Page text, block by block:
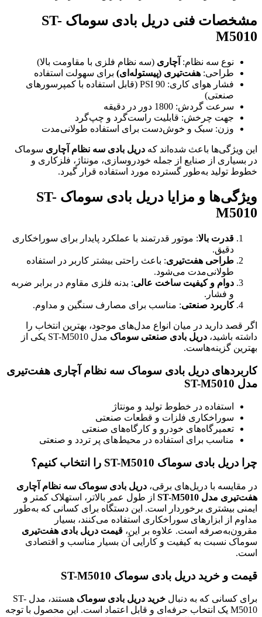
مشخصات فنی دریل بادی سوماک ST-
M5010
نوع سه نظام: آچاری (سه نظام فلزی با مقاومت بالا)
طراحی: هفت‌تیری (پیستوله‌ای) برای سهولت استفاده
فشار هوای کاری: 90 PSI (قابل استفاده با کمپرسورهای
صنعتی)
سرعت گردش: 1800 دور در دقیقه
جهت چرخش: قابلیت راست‌گرد و چپ‌گرد
وزن: سبک و خوش‌دست برای استفاده طولانی‌مدت
این ویژگی‌ها باعث شده‌اند که دریل بادی سه نظام آچاری سوماک
در بسیاری از صنایع از جمله خودروسازی، مونتاژ، فلزکاری و
خطوط تولید به‌طور گسترده مورد استفاده قرار گیرد.
ویژگی‌ها و مزایا دریل بادی سوماک ST-
M5010
قدرت بالا: موتور قدرتمند با عملکرد پایدار برای سوراخکاری
دقیق.
طراحی هفت‌تیری: باعث راحتی بیشتر کاربر در استفاده
طولانی‌مدت می‌شود.
دوام و کیفیت ساخت عالی: بدنه فلزی مقاوم در برابر ضربه
و فشار.
کاربرد صنعتی: مناسب برای مصارف سنگین و مداوم.
اگر قصد دارید در میان انواع مدل‌های موجود، بهترین انتخاب را
داشته باشید، دریل بادی صنعتی سوماک
مدل ST-M5010 یکی از
بهترین گزینه‌هاست.
کاربردهای دریل بادی سوماک سه نظام آچاری هفت‌تیری
مدل ST-M5010
استفاده در خطوط تولید و مونتاژ
سوراخکاری فلزات و قطعات صنعتی
تعمیرگاه‌های خودرو و کارگاه‌های صنعتی
مناسب برای استفاده در محیط‌های پر تردد و صنعتی
چرا دریل بادی سوماک ST-M5010 را انتخاب کنیم؟
در مقایسه با دریل‌های برقی، دریل بادی سوماک سه نظام آچاری
هفت‌تیری مدل ST-M5010
از طول عمر بالاتر، استهلاک کمتر و
ایمنی بیشتری برخوردار است. این دستگاه برای کسانی که به‌طور
مداوم از ابزارهای سوراخکاری استفاده می‌کنند، بسیار
مقرون‌به‌صرفه است. علاوه بر این، قیمت دریل بادی هفت‌تیری
سوماک نسبت به کیفیت و کارایی آن بسیار مناسب و اقتصادی
است.
قیمت و خرید دریل بادی سوماک ST-M5010
برای کسانی که به دنبال خرید دریل بادی سوماک
هستند، مدل ST-
M5010 یک انتخاب حرفه‌ای و قابل اعتماد است. این محصول با توجه